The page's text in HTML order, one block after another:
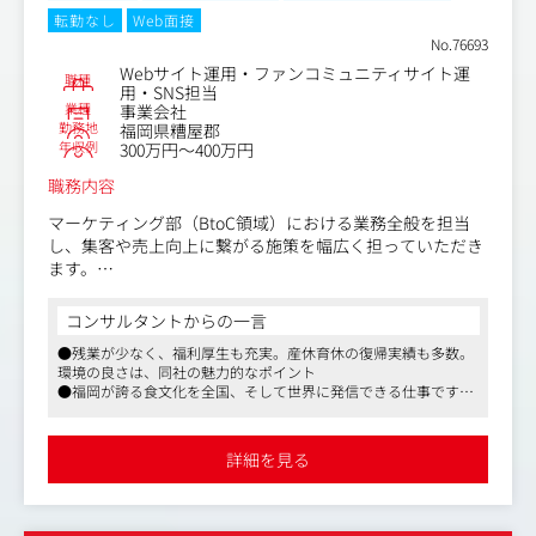
転勤なし
Web面接
No.76693
職種
Webサイト運用・ファンコミュニティサイト運
用・SNS担当
業種 事業会社
勤務地 福岡県糟屋郡
年収例
300万円～400万円
職務内容
マーケティング部（BtoC領域）における業務全般を担当
し、集客や売上向上に繋がる施策を幅広く担っていただき
ます。
の方々とのコミュニケーションや企画業務など、自らアイ
デアを出して形にしていく業務もお任せします。
具体的には以下の業務をお任せします。
・Webサイトの運営・管理・制作
レクションをお任せします。
日々の更新・運用などのルーティンワークを行いながら、
コンサルタントからの一言
●残業が少なく、福利厚生も充実。産休育休の復帰実績も多数。
環境の良さは、同社の魅力的なポイント
●福岡が誇る食文化を全国、そして世界に発信できる仕事です
詳細を見る